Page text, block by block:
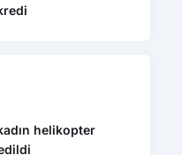
helikopter